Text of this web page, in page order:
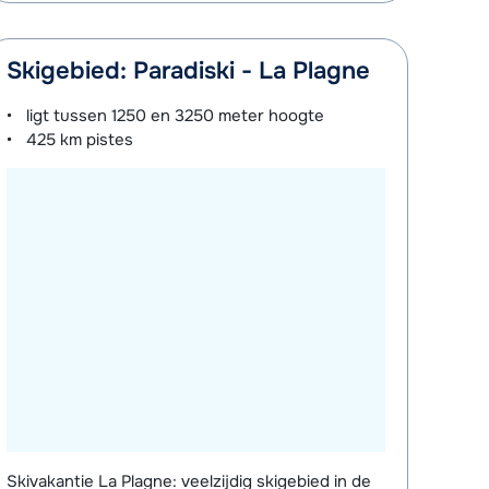
Skigebied: Paradiski - La Plagne
ligt tussen1250 en 3250 meter hoogte
425 km pistes
Skivakantie La Plagne: veelzijdig skigebied in de